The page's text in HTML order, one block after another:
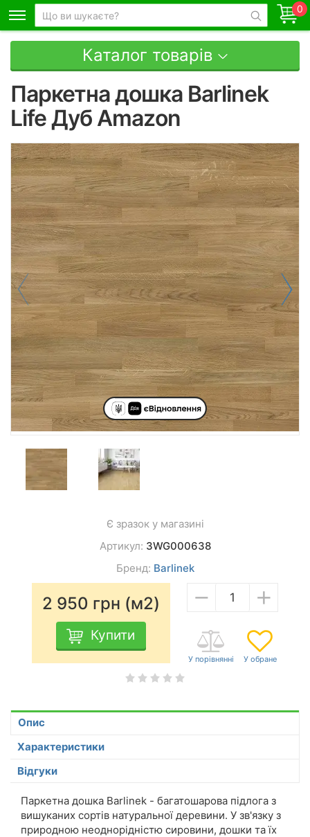
0
Каталог товарів
Паркетна дошка Barlinek
Life Дуб Amazon
Є зразок у магазині
Артикул: 3WG000638
Бренд: Barlinek
2 950 грн (м2)
Купити
− +
Опис
Характеристики
Відгуки
Паркетна дошка Barlinek - багатошарова підлога з
вишуканих сортів натуральної деревини. У зв'язку з
природною неоднорідністю сировини, дошки та їх